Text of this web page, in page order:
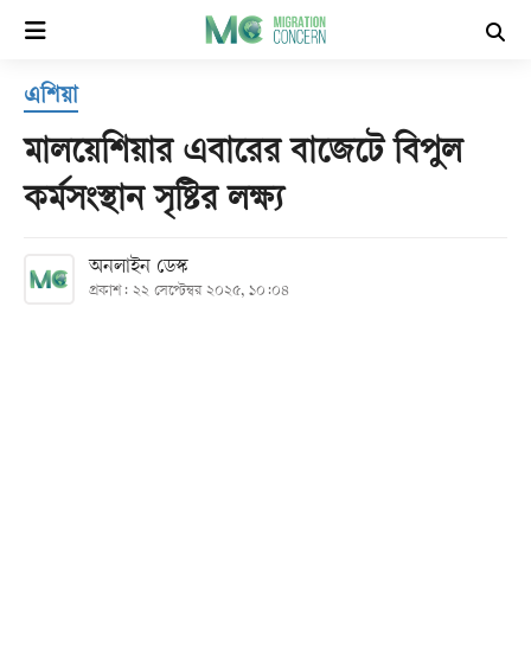
হোম
সর্বশেষ
বিভাগ
এশিয়া
মালয়েশিয়ার এবারের বাজেটে বিপুল
কর্মসংস্থান সৃষ্টির লক্ষ্য
অনলাইন ডেস্ক
প্রকাশ: ২২ সেপ্টেম্বর ২০২৫, ১০:০৪